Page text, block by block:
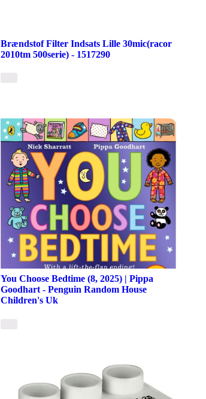
Brændstof Filter Indsats Lille 30mic(racor
2010tm 500serie) - 1517290
You Choose Bedtime (8, 2025) | Pippa
Goodhart - Penguin Random House
Children's Uk